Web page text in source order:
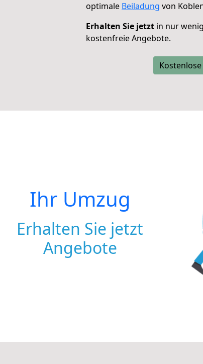
optimale Beiladung von
Erhalten Sie jetzt in nur
kostenfreie Angebote.
Ihr Umzug
Erhalten Sie jetzt
Angebote